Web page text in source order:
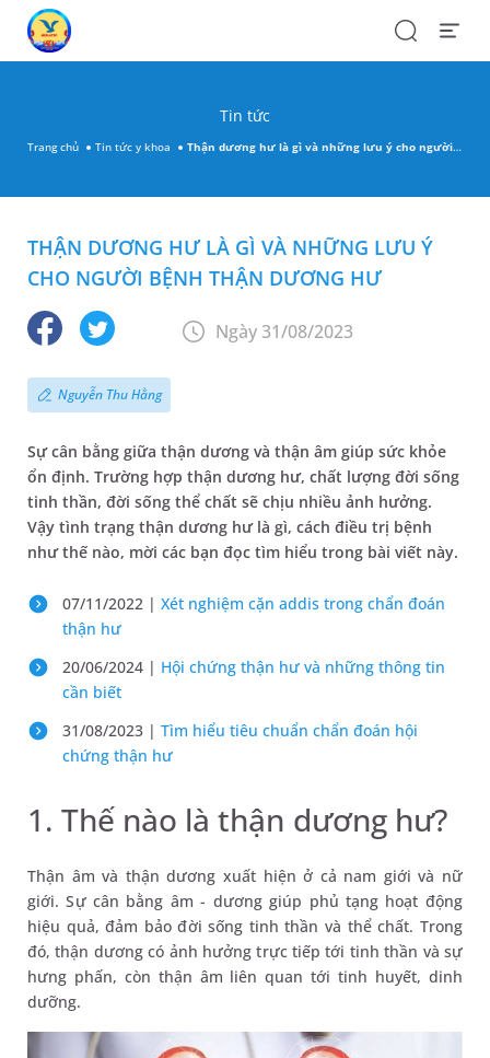
SearchOpen
Tin tức
Trang chủ Tin tức y khoa Thận dương hư là gì và những lưu ý cho người bệnh thận dương hư
THẬN DƯƠNG HƯ LÀ GÌ VÀ NHỮNG LƯU Ý
CHO NGƯỜI BỆNH THẬN DƯƠNG HƯ
Ngày 31/08/2023
Nguyễn Thu Hằng
Sự cân bằng giữa thận dương và thận âm giúp sức khỏe
ổn định. Trường hợp thận dương hư, chất lượng đời sống
tinh thần, đời sống thể chất sẽ chịu nhiều ảnh hưởng.
Vậy tình trạng thận dương hư là gì, cách điều trị bệnh
như thế nào, mời các bạn đọc tìm hiểu trong bài viết này.
07/11/2022 | Xét nghiệm cặn addis trong chẩn đoán
thận hư
20/06/2024 | Hội chứng thận hư và những thông tin
cần biết
31/08/2023 | Tìm hiểu tiêu chuẩn chẩn đoán hội
chứng thận hư
1. Thế nào là thận dương hư?
Thận âm và thận dương xuất hiện ở cả nam giới và nữ
giới. Sự cân bằng âm - dương giúp phủ tạng hoạt động
hiệu quả, đảm bảo đời sống tinh thần và thể chất. Trong
đó, thận dương có ảnh hưởng trực tiếp tới tinh thần và sự
hưng phấn, còn thận âm liên quan tới tinh huyết, dinh
dưỡng.